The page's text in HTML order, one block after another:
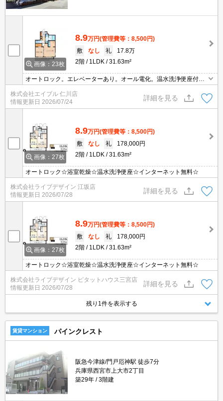
画像：23枚
8.9万円(管理費等：8,500円)
敷
なし 礼
17.8万
2階
1LDK 31.63m²
オートロック。エレベーターあり。オール電化。温水洗浄便座付
です。防犯カメラ設置済みなので、一人暮らしの方でも安心です。
株式会社エイブル 仁川店
情報更新日 2026/07/24
詳細を見る
画像：27枚
8.9万円(管理費等：8,500円)
敷
なし 礼
178,000円
2階
1LDK 31.63m²
オートロック☆浴室乾燥☆温水洗浄便座☆インターネット無料☆
株式会社ライブデザイン 江坂店
情報更新日 2026/07/28
詳細を見る
画像：27枚
8.9万円(管理費等：8,500円)
敷
なし 礼
178,000円
2階
1LDK 31.63m²
オートロック☆浴室乾燥☆温水洗浄便座☆インターネット無料☆
株式会社ライブデザイン ピタットハウス三宮店
情報更新日 2026/07/28
詳細を見る
残り1件を表示する
賃貸マンション パインクレスト
阪急今津線/門戸厄神駅 徒歩7分
兵庫県西宮市上大市2丁目
築29年
3階建